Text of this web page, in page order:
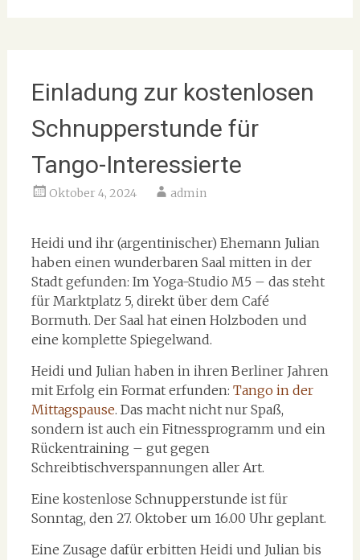
Einladung zur kostenlosen
Schnupperstunde für
Tango-Interessierte
Oktober 4, 2024 admin
Heidi und ihr (argentinischer) Ehemann Julian
haben einen wunderbaren Saal mitten in der
Stadt gefunden: Im Yoga-Studio M5 – das steht
für Marktplatz 5, direkt über dem Café
Bormuth. Der Saal hat einen Holzboden und
eine komplette Spiegelwand.
Heidi und Julian haben in ihren Berliner Jahren
mit Erfolg ein Format erfunden: Tango in der
Mittagspause. Das macht nicht nur Spaß,
sondern ist auch ein Fitnessprogramm und ein
Rückentraining – gut gegen
Schreibtischverspannungen aller Art.
Eine kostenlose Schnupperstunde ist für
Sonntag, den 27. Oktober um 16.00 Uhr geplant.
Eine Zusage dafür erbitten Heidi und Julian bis